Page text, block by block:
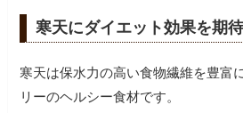
寒天にダイエット効果を期
寒天は保水力の高い食物繊維を豊富
リーのヘルシー食材です。